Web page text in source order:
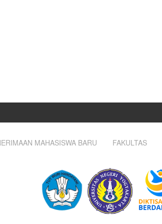
MAHASISWA BARU FAKULTAS